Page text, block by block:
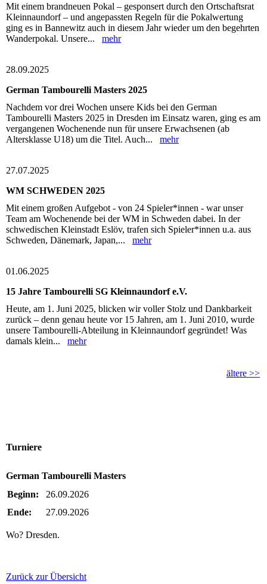
Mit einem brandneuen Pokal – gesponsert durch den Ortschaftsrat
Kleinnaundorf – und angepassten Regeln für die Pokalwertung
ging es in Bannewitz auch in diesem Jahr wieder um den begehrten
Wanderpokal. Unsere... mehr
28.09.2025
German Tambourelli Masters 2025
Nachdem vor drei Wochen unsere Kids bei den German
Tambourelli Masters 2025 in Dresden im Einsatz waren, ging es am
vergangenen Wochenende nun für unsere Erwachsenen (ab
Altersklasse U18) um die Titel. Auch... mehr
27.07.2025
WM SCHWEDEN 2025
Mit einem großen Aufgebot - von 24 Spieler*innen - war unser
Team am Wochenende bei der WM in Schweden dabei. In der
schwedischen Kleinstadt Eslöv, trafen sich Spieler*innen u.a. aus
Schweden, Dänemark, Japan,... mehr
01.06.2025
15 Jahre Tambourelli SG Kleinnaundorf e.V.
Heute, am 1. Juni 2025, blicken wir voller Stolz und Dankbarkeit
zurück – denn genau heute vor 15 Jahren, am 1. Juni 2010, wurde
unsere Tambourelli-Abteilung in Kleinnaundorf gegründet! Was
damals klein... mehr
ältere >>
Turniere
German Tambourelli Masters
Beginn:
26.09.2026
Ende:
27.09.2026
Wo? Dresden.
Zurück zur Übersicht